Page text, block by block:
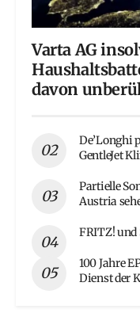
Varta AG
davon
De’Longhi
GentleJet
Partielle
Austria
FRITZ!
100 Jahre
Dienst der